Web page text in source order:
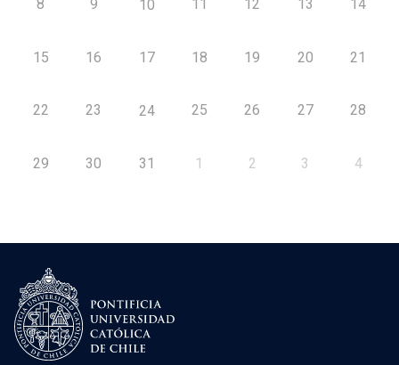
8 9 10 11 12 13 14
15 16 17 18 19 20 21
22 23 24 25 26 27 28
29 30 31 1 2 3 4